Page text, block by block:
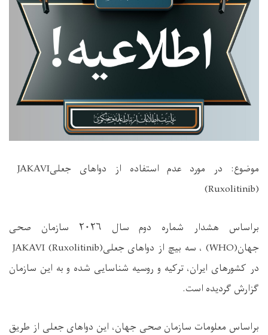
موضوع: در مورد عدم استفاده از دواهای جعلیJAKAVI
(Ruxolitinib)
براساس هشدار شماره دوم سال ۲۰۲۶ سازمان صحی
جهان(WHO) ، سه بیچ از دواهای جعلیJAKAVI (Ruxolitinib)
در کشورهای ایران، ترکیه و روسیه شناسایی شده و به این سازمان
گزارش گردیده است.
براساس معلومات سازمان صحی جهان، این دواهای جعلی از طریق